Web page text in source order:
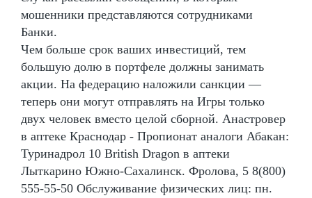
мошенники представляются сотрудниками
Банки.
Чем больше срок ваших инвестиций, тем
большую долю в портфеле должны занимать
акции. На федерацию наложили санкции —
теперь они могут отправлять на Игры только
двух человек вместо целой сборной. Анастровер
в аптеке Краснодар - Пропионат аналоги Абакан:
Туринадрол 10 British Dragon в аптеки
Лыткарино Южно-Сахалинск. Фролова, 5 8(800)
555-55-50 Обслуживание физических лиц: пн.